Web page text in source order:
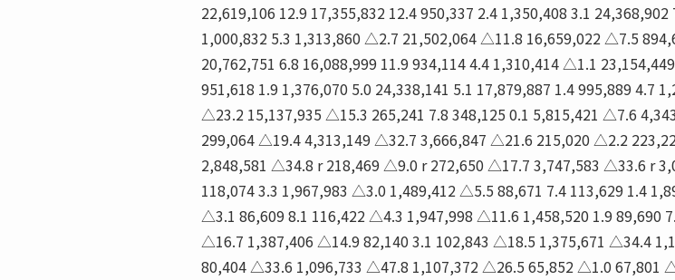
22,619,106 12.9 17,355,832 12.4 950,337 2.4 1,350,408 3.1 24,368,902
1,000,832 5.3 1,313,860 △2.7 21,502,064 △11.8 16,659,022 △7.5
20,762,751 6.8 16,088,999 11.9 934,114 4.4 1,310,414 △1.1
951,618 1.9 1,376,070 5.0 24,338,141 5.1 17,879,887 1.4 995,889 4.7
△23.2 15,137,935 △15.3 265,241 7.8 348,125 0.1 5,815,421 △7.6
299,064 △19.4 4,313,149 △32.7 3,666,847 △21.6 215,020 △2.2
2,848,581 △34.8 r 218,469 △9.0 r 272,650 △17.7 3,747,583 △33.6 r
118,074 3.3 1,967,983 △3.0 1,489,412 △5.5 88,671 7.4 113,629 1.4
△3.1 86,609 8.1 116,422 △4.3 1,947,998 △11.6 1,458,520 1.9 89,690
△16.7 1,387,406 △14.9 82,140 3.1 102,843 △18.5 1,375,671 △34.4
80,404 △33.6 1,096,733 △47.8 1,107,372 △26.5 65,852 △1.0 67,801